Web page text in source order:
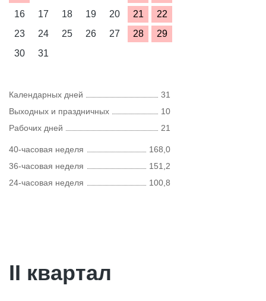
16
17 18 19 20 21
22
23
24 25 26 27 28
29
30
31
Календарных дней
31
Выходных и праздничных
10
Рабочих дней
21
40-часовая неделя
168,0
36-часовая неделя
151,2
24-часовая неделя
100,8
II квартал